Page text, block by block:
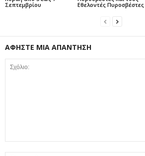
Σεπτεμβρίου
Εθελοντές Πυροσβέστες
ΑΦΗΣΤΕ ΜΙΑ ΑΠΑΝΤΗΣΗ